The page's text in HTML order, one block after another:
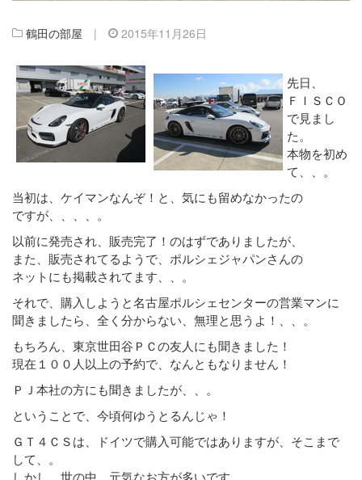
鶴田の部屋 | 2015年11月26日
先日、
ＦＩＳＣＯ
で見まし
た。
本物を初め
て、、。
当初は、ケイマンなんぞ！と、気にも留めなかったの
ですが、、、、。
以前に発売され、販売完了！のはずでありましたが、
また、販売されてるようで、ポルシェジャパンさんの
ネットにも掲載されてます、、。
それで、購入しようと名古屋ポルシェセンターの営業マンに
聞きましたら、全く分からない、無理と思うよ！、、。
もちろん、東京世田谷ＰＣの友人にも聞きました！
現在１００人以上の予約で、なんともなりません！
ＰＪ本社の方にも聞きましたが、、。
ということで、今頃何ゆうとるんじゃ！
ＧＴ４ＣＳは、ドイツで購入可能ではありますが、そこまで
して、。
しかし、世の中、元気なお方が多いです、、。